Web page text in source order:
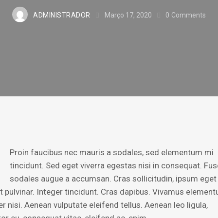
ADMINISTRADOR Março 17, 2020 0 Comments
Proin faucibus nec mauris a sodales, sed elementum mi
tincidunt. Sed eget viverra egestas nisi in consequat.
sodales augue a accumsan. Cras sollicitudin, ipsum eget
pulvinar. Integer tincidunt. Cras dapibus. Vivamus
nisi. Aenean vulputate eleifend tellus. Aenean leo ligula,